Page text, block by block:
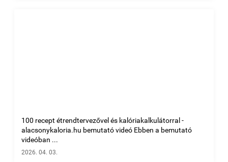
100 recept étrendtervezővel és kalóriakalkulátorral -
alacsonykaloria.hu bemutató videó Ebben a bemutató
videóban ...
2026. 04. 03.